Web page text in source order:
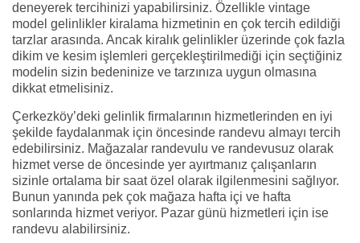
deneyerek tercihinizi yapabilirsiniz. Özellikle vintage
model gelinlikler kiralama hizmetinin en çok tercih edildiği
tarzlar arasında. Ancak kiralık gelinlikler üzerinde çok fazla
dikim ve kesim işlemleri gerçekleştirilmediği için seçtiğiniz
modelin sizin bedeninize ve tarzınıza uygun olmasına
dikkat etmelisiniz.
Çerkezköy’deki gelinlik firmalarının hizmetlerinden en iyi
şekilde faydalanmak için öncesinde randevu almayı tercih
edebilirsiniz. Mağazalar randevulu ve randevusuz olarak
hizmet verse de öncesinde yer ayırtmanız çalışanların
sizinle ortalama bir saat özel olarak ilgilenmesini sağlıyor.
Bunun yanında pek çok mağaza hafta içi ve hafta
sonlarında hizmet veriyor. Pazar günü hizmetleri için ise
randevu alabilirsiniz.